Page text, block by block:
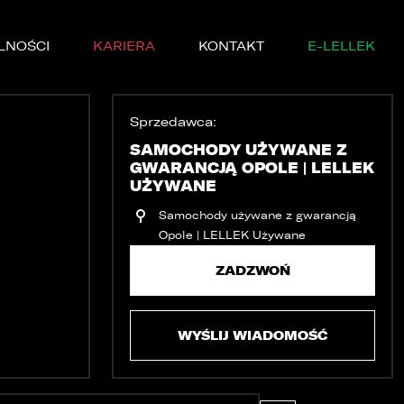
KARIERA KONTAKT E-LELLEK
PRÓBNĄ
Sprzedawca:
SAMOCHODY UŻYWANE Z
GWARANCJĄ OPOLE | LELLEK
UŻYWANE
Samochody używane z gwarancją
Opole | LELLEK Używane
ZADZWOŃ
WYŚLIJ WIADOMOŚĆ